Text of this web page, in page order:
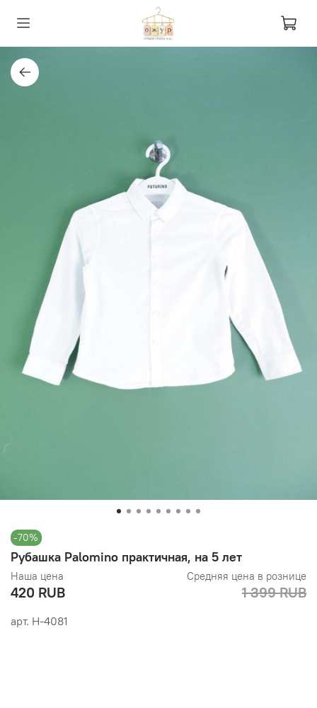
-70%
арт. Н-4081
Рубашка Palomino практичная, на 5 лет
Наша цена
420 RUB
Средняя цена в рознице
1 399 RUB